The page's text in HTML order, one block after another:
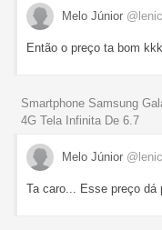
Melo Júnior
Então o preço ta bom
Smartphone Samsung
4G Tela Infinita De 6.7
Melo Júnior
Ta caro... Esse preço dá